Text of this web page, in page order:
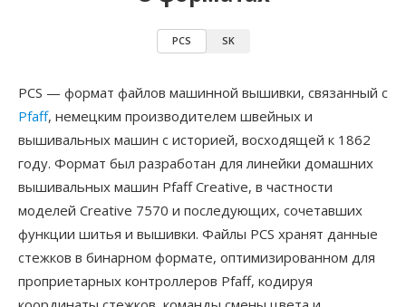
PCS SK
PCS — формат файлов машинной вышивки, связанный с
Pfaff, немецким производителем швейных и
вышивальных машин с историей, восходящей к 1862
году. Формат был разработан для линейки домашних
вышивальных машин Pfaff Creative, в частности
моделей Creative 7570 и последующих, сочетавших
функции шитья и вышивки. Файлы PCS хранят данные
стежков в бинарном формате, оптимизированном для
проприетарных контроллеров Pfaff, кодируя